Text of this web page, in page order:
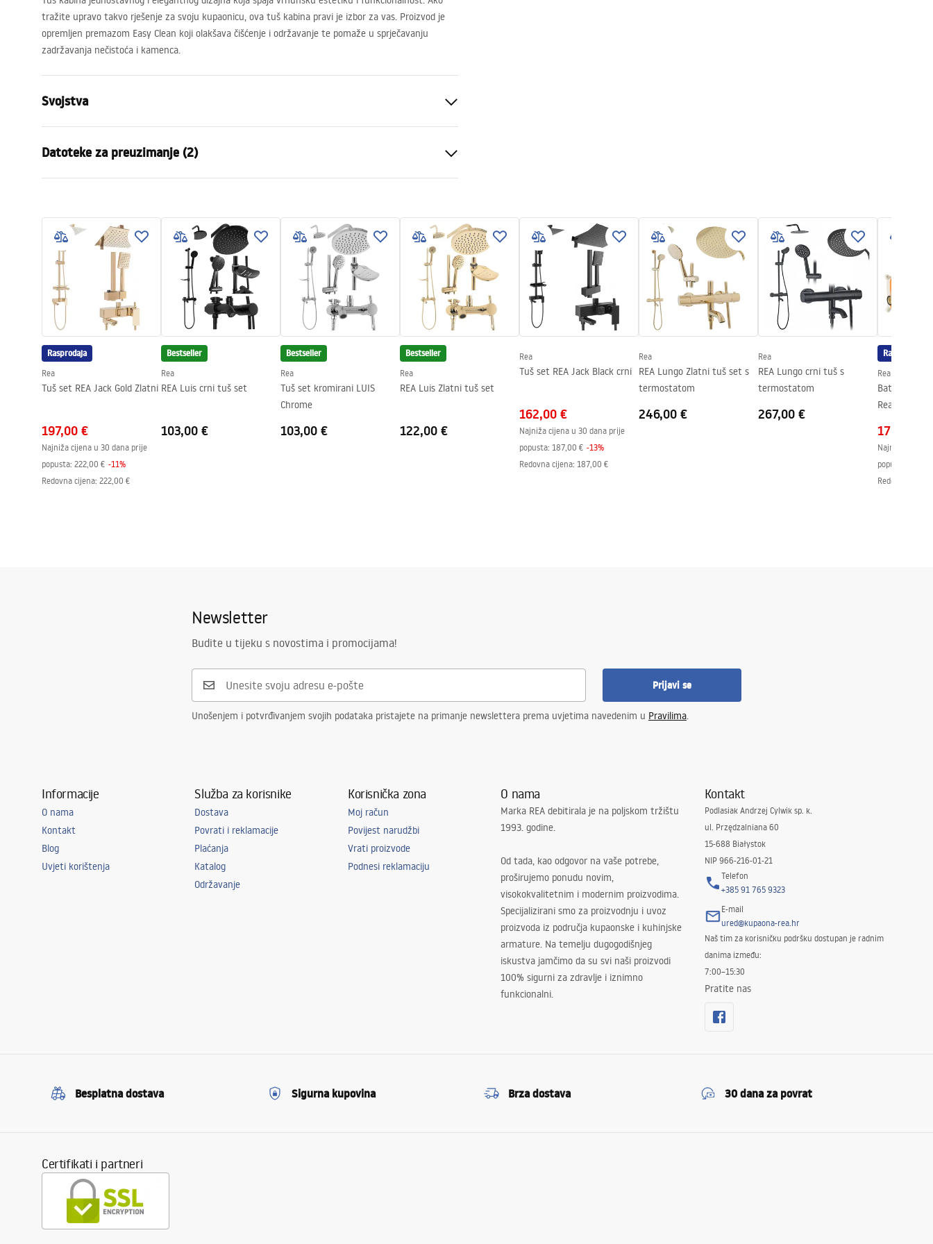
tražite upravo takvo rješenje za svoju kupaonicu, ova tuš kabina pravi je izbor za vas. Proizvod je
opremljen premazom Easy Clean koji olakšava čišćenje i održavanje te pomaže u sprječavanju
zadržavanja nečistoća i kamenca.
Svojstva
Dimenzije (vrata x vrata)
Tip kabine
Ugao
Montaža
Na tuš kadi ili podu
Visina (mm)
Jamstvo
24 mjeseca
Datoteke za preuzimanje (2)
shower manual.pdf shower manual.pdf
Rasprodaja
Rea
Tuš set REA Jack Gold Zlatni
197,00 €
Najniža cijena u 30 dana prije
popusta: 222,00 € -11%
Redovna cijena: 222,00 €
Bestseller
Rea
REA Luis crni tuš set
103,00 €
Bestseller
Rea
Tuš set kromirani LUIS
Chrome
103,00 €
Bestseller
Rea
REA Luis Zlatni tuš set
122,00 €
Rea
Tuš set REA Jack Black crni
162,00 €
Najniža cijena u 30 dana prije
popusta: 187,00 € -13%
Redovna cijena: 187,00 €
Rea
REA Lungo Zlatni tuš set s
termostatom
246,00 €
Rea
REA Lungo crni tuš s
termostatom
267,00 €
Rasprodaja
Rea
Baterija za
175,00 €
Najniža cijena
popusta:
Redovna cijena
Newsletter
Budite u tijeku s novostima i promocijama!
Prijavi se
Unošenjem i potvrđivanjem svojih podataka pristajete na primanje newslettera prema uvjetima navedenim u Pravilima.
Informacije
O nama
Kontakt
Blog
Uvjeti korištenja
Služba za korisnike
Dostava
Povrati i reklamacije
Plaćanja
Katalog
Održavanje
Korisnička zona
Moj račun
Povijest narudžbi
Vrati proizvode
Podnesi reklamaciju
O nama
Marka REA debitirala je na poljskom tržištu
1993. godine.
Od tada, kao odgovor na vaše potrebe,
proširujemo ponudu novim,
visokokvalitetnim i modernim proizvodima.
Specijalizirani smo za proizvodnju i uvoz
proizvoda iz područja kupaonske i kuhinjske
armature. Na temelju dugogodišnjeg
iskustva jamčimo da su svi naši proizvodi
100% sigurni za zdravlje i iznimno
funkcionalni.
Kontakt
Podlasiak Andrzej Cylwik sp. k.
ul. Przędzalniana 60
15-688 Białystok
NIP 966-216-01-21
Telefon
+385 91 765 9323
E-mail
ured@kupaona-rea.hr
Naš tim za korisničku podršku dostupan je radnim
danima između:
7:00–15:30
Pratite nas
Besplatna dostava Sigurna kupovina Brza dostava 30 dana za povrat
Certifikati i partneri